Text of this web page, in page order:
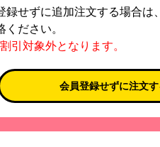
録せずに追加注文する場合は
ください。
引対象外となります。
会員登録せずに注文す